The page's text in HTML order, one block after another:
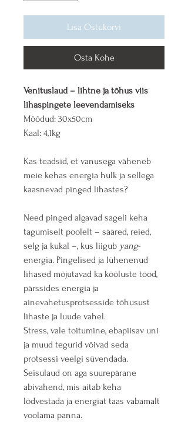
Lisa Ostukorvi
Osta Kohe
Venituslaud – lihtne ja tõhus viis
lihaspingete leevendamiseks
Mõõdud: 30x50cm
Kaal: 4,1kg
Kas teadsid, et vanusega väheneb
meie kehas energia hulk ja sellega
kaasnevad pinged lihastes?
Need pinged algavad sageli keha
tagumiselt poolelt – sääred, reied,
selg ja kukal –, kus liigub yang-
energia. Pingelised ja lühenenud
lihased mõjutavad ka kõõluste tööd,
pärssides energia ja
ainevahetusprotsesside tõhusust
lihaste ja luude vahel.
Stress, vale toitumine, ebapiisav uni
ja muud tegurid võivad seda
protsessi veelgi süvendada.
Seisulaud on aga suurepärane
abivahend, mis aitab keha
lõdvestada ja energiat taas vabamalt
voolama panna.